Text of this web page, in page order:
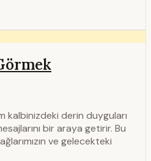
kalbinizdeki derin duyguları
bir araya getirir. Bu
ve gelecekteki